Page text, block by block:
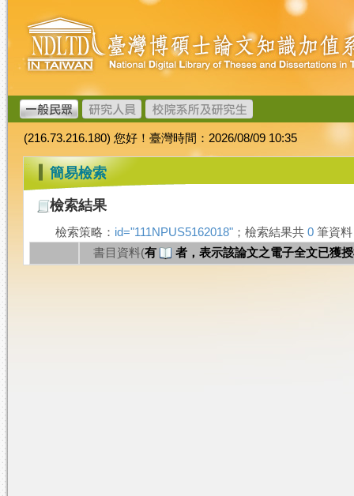
跳
到
主
要
內
容
臺
灣
博
碩
士
論
文
加
值
系
統
(216.73.216.180) 您好！臺灣時間：2026/08/09 10:35
::: 簡易檢索
檢索結果
檢索策略： id="111NPUS5162018" ；檢索結果共 0筆資
書目資料(有 者，表示該論文之電子全文已獲